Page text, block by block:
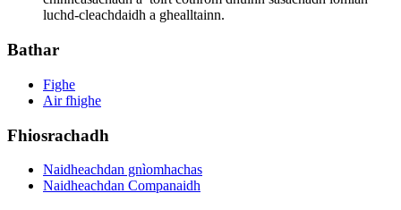
luchd-cleachdaidh a ghealltainn.
Bathar
Fighe
Air fhighe
Fhiosrachadh
Naidheachdan gnìomhachas
Naidheachdan Companaidh